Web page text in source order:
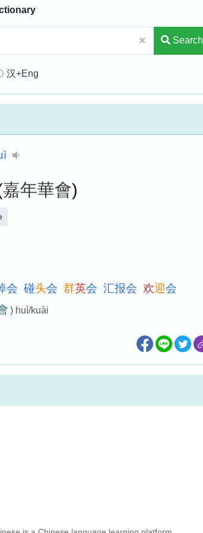
Search
汉+Eng
嘉年華會)
会 碰头会 群英会 汇报会 欢迎会
) huì/kuài